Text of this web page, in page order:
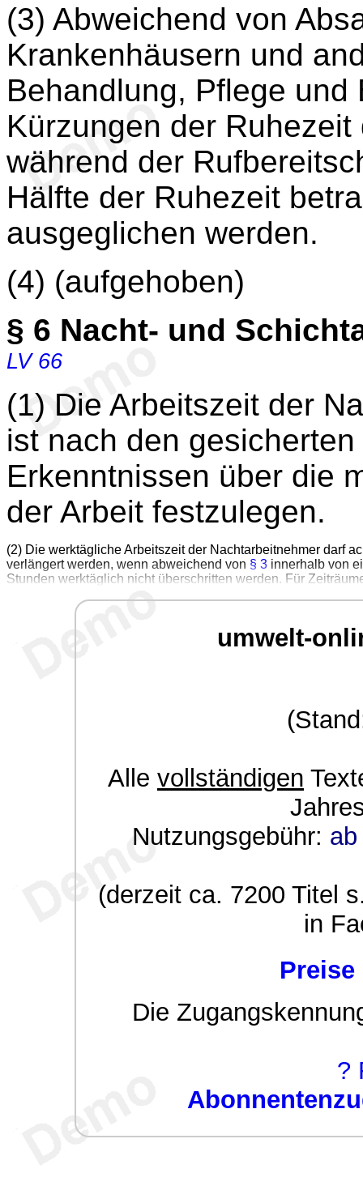
(3) Abweichend von
Krankenhäusern und
Behandlung, Pflege
Kürzungen der
während der
Hälfte der Ruhezeit
ausgeglichen werden.
(4) (aufgehoben)
§ 6 Nacht- und
LV 66
(1) Die Arbeitszeit der
ist nach den
Erkenntnissen über die
der Arbeit festzulegen.
(2) Die werktägliche Arbeitszeit der Nachtarbeitnehmer darf
verlängert werden, wenn abweichend von § 3 innerhalb von
Stunden werktäglich nicht überschritten werden. Für
umwelt-
Alle vollständigen
Nutzungsgebühr:
(derzeit ca. 7200 Titel
in
Die
?